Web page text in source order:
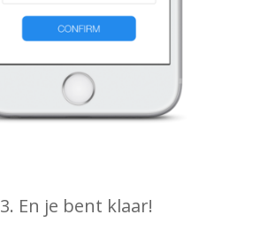
3. En je bent klaar!